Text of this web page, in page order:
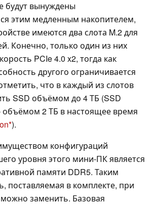
будут вынуждены
этим медленным накопителем,
имеются два слота M.2 для
Конечно, только один из них
PCIe 4.0 x2, тогда как
другого ограничивается
что в каждый из слотов
SSD объёмом до 4 ТБ (SSD
объёмом 2 ТБ в настоящее время
).
конфигураций
уровня этого мини-ПК является
памяти DDR5. Таким
поставляемая в комплекте, при
заменить. Базовая